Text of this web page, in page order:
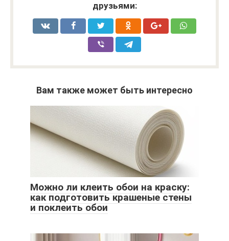
друзьями:
Вам также может быть интересно
Можно ли клеить обои на краску:
как подготовить крашеные стены
и поклеить обои